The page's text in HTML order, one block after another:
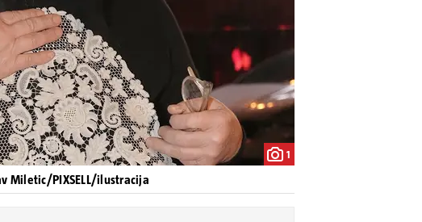
1
Miletic/PIXSELL/ilustracija